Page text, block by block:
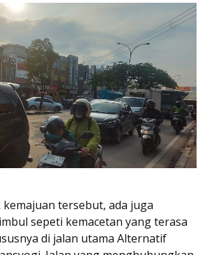
tersebut, ada juga
sepeti kemacetan yang terasa
di jalan utama Alternatif